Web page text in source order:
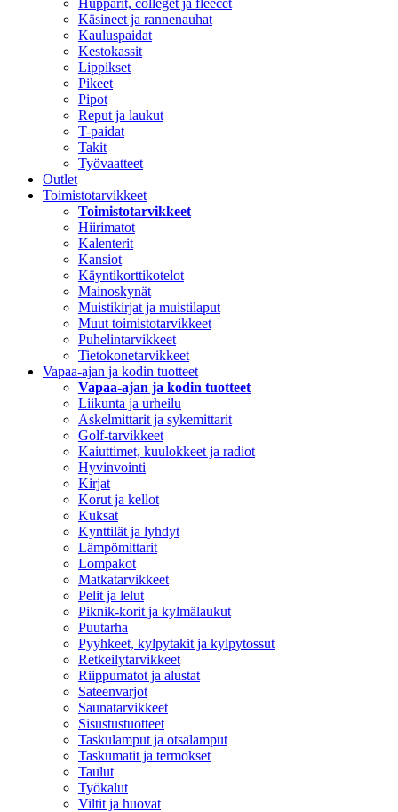
Hupparit, colleget ja fleecet
Käsineet ja rannenauhat
Kauluspaidat
Kestokassit
Lippikset
Pikeet
Pipot
Reput ja laukut
T-paidat
Takit
Työvaatteet
Outlet
Toimistotarvikkeet
Toimistotarvikkeet
Hiirimatot
Kalenterit
Kansiot
Käyntikorttikotelot
Mainoskynät
Muistikirjat ja muistilaput
Muut toimistotarvikkeet
Puhelintarvikkeet
Tietokonetarvikkeet
Vapaa-ajan ja kodin tuotteet
Vapaa-ajan ja kodin tuotteet
Liikunta ja urheilu
Askelmittarit ja sykemittarit
Golf-tarvikkeet
Kaiuttimet, kuulokkeet ja radiot
Hyvinvointi
Kirjat
Korut ja kellot
Kuksat
Kynttilät ja lyhdyt
Lämpömittarit
Lompakot
Matkatarvikkeet
Pelit ja lelut
Piknik-korit ja kylmälaukut
Puutarha
Pyyhkeet, kylpytakit ja kylpytossut
Retkeilytarvikkeet
Riippumatot ja alustat
Sateenvarjot
Saunatarvikkeet
Sisustustuotteet
Taskulamput ja otsalamput
Taskumatit ja termokset
Taulut
Työkalut
Viltit ja huovat